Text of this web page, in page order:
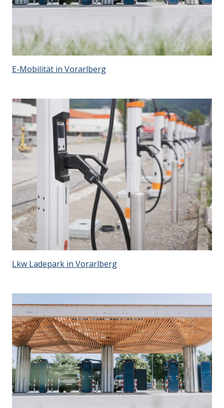
E-Mobilität in Vorarlberg
Lkw Ladepark in Vorarlberg